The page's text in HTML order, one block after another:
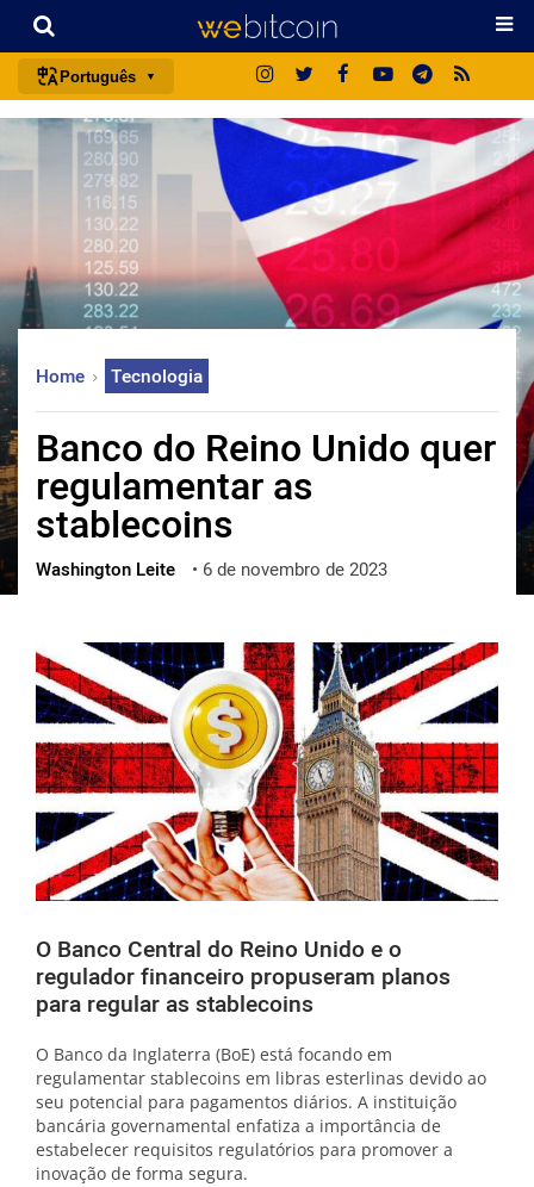
Português
português (BR)
english
español
français
italiano
deutsch
中文
한국어
العربية
ไทย
ქართული
vietnamese
Home Tecnologia
Banco do Reino Unido quer
regulamentar as
stablecoins
Washington Leite • 6 de novembro de 2023
O Banco Central do Reino Unido e o
regulador financeiro propuseram planos
para regular as stablecoins
O Banco da Inglaterra (BoE) está focando em
regulamentar stablecoins em libras esterlinas devido ao
seu potencial para pagamentos diários. A instituição
bancária governamental enfatiza a importância de
estabelecer requisitos regulatórios para promover a
inovação de forma segura.